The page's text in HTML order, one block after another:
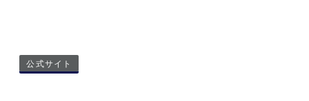
公式サイト